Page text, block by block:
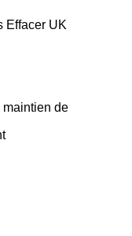
Effacer UK
maintien de